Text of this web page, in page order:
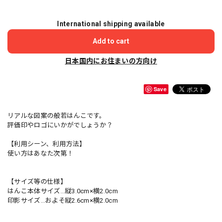
International shipping available
Add to cart
日本国内にお住まいの方向け
Save
リアルな図案の般若はんこです。
評価印やロゴにいかがでしょうか？
【利用シーン、利用方法】
使い方はあなた次第！
【サイズ等の仕様】
はんこ本体サイズ…縦3.0cm×横2.0cm
印影サイズ…およそ縦2.6cm×横2.0cm